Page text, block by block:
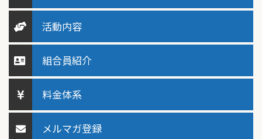
活動内容
組合員紹介
料金体系
メルマガ登録